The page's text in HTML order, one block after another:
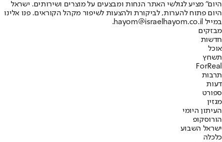
היום" מציע לגולשי האתר הנחות ומבצעים על מוצרים ושירותים. ישראל
היום פתוח להערות, לביקורת ולהצעות לשיפור מקהל הקוראים. פנו אלינו
במייל hayom@israelhayom.co.il.
מבזקים
חדשות
אוכל
תשחץ
ForReal
תרבות
דעות
ספורט
מגזין
העיתון היומי
הורוסקופ
ישראל השבוע
כלכלה